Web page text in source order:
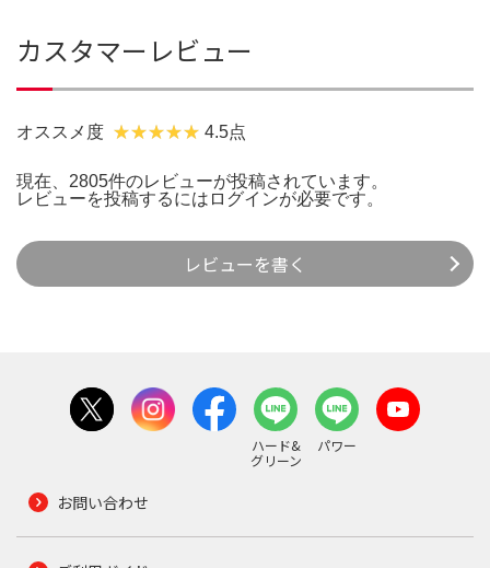
カスタマーレビュー
オススメ度 4.5点
現在、2805件のレビューが投稿されています。
レビューを投稿するには ログインが必要です。
レビューを書く
ハード&
グリーン
パワー
お問い合わせ